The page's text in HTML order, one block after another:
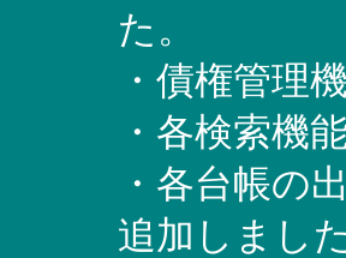
た。
・債権管
・各検索
・各台帳の
追加しまし